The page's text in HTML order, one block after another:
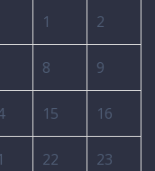
1 2
8 9
15 16
22 23